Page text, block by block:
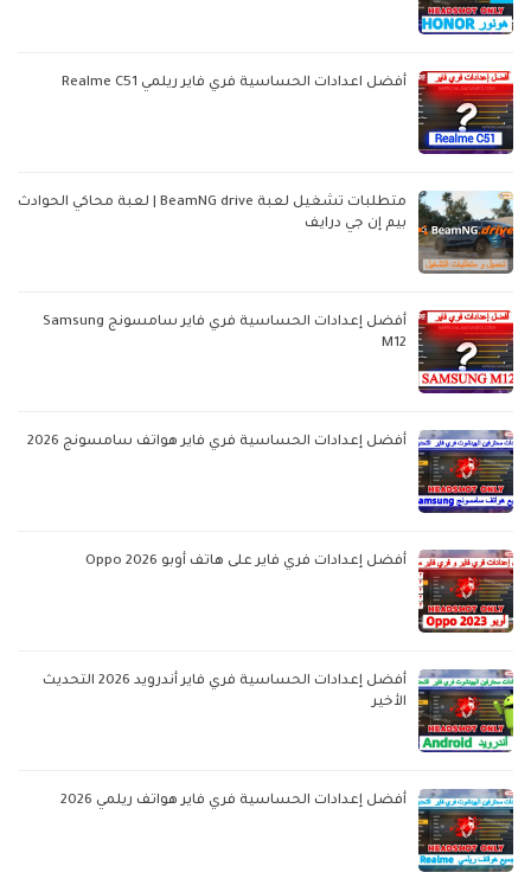
أفضل اعدادات الحساسية فري فاير ريلمي Realme C51
متطلبات تشغيل لعبة BeamNG drive | لعبة محاكي الحوادث
بيم إن جي درايف
أفضل إعدادات الحساسية فري فاير سامسونج Samsung
M12
أفضل إعدادات الحساسية فري فاير هواتف سامسونج 2026
أفضل إعدادات فري فاير على هاتف أوبو Oppo 2026
أفضل إعدادات الحساسية فري فاير أندرويد 2026 التحديث
الأخير
أفضل إعدادات الحساسية فري فاير هواتف ريلمي 2026